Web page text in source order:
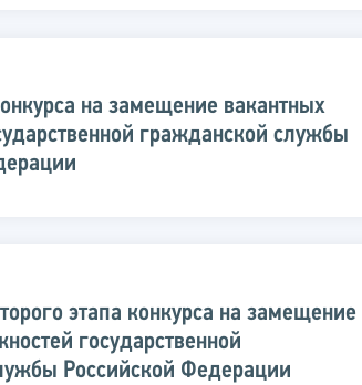
на замещение вакантных
гражданской службы
этапа конкурса на замещение
государственной
Российской Федерации